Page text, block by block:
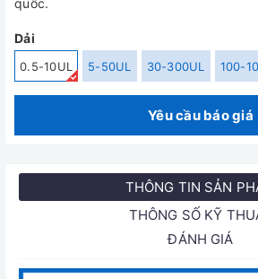
quốc.
Dải
0.5-10UL 5-50UL 30-300UL 100-
Yêu cầu báo giá
THÔNG TIN SẢN
THÔNG SỐ KỸ
ĐÁNH GIÁ